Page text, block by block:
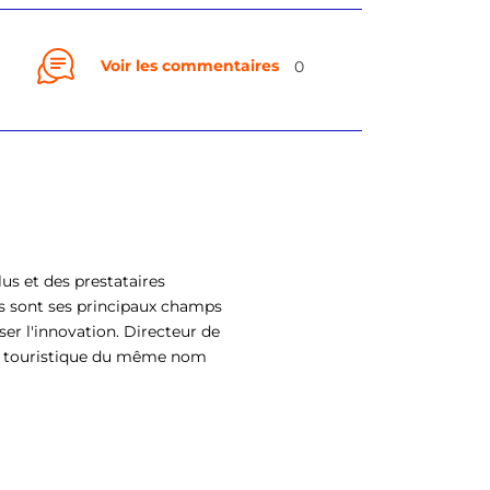
Voir les commentaires 0
et des prestataires
sont ses principaux champs
l'innovation. Directeur de
touristique du même nom